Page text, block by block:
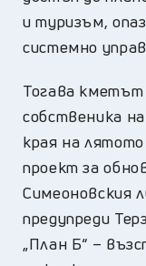
и туризъм,
системно
Тогава
собственика
края на
проект за
Симеоновския
предупреди
„План Б“ –